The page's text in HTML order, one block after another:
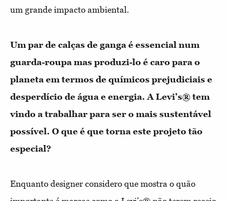
um grande impacto ambiental.
Um par de calças de ganga é essencial num
guarda-roupa mas produzi-lo é caro para o
planeta em termos de químicos prejudiciais e
desperdício de água e energia. A Levi’s® tem
vindo a trabalhar para ser o mais sustentável
possível. O que é que torna este projeto tão
especial?
Enquanto designer considero que mostra o quão